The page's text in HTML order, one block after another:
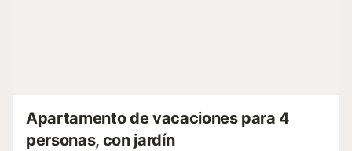
Apartamento de vacaciones para 4
personas, con jardín